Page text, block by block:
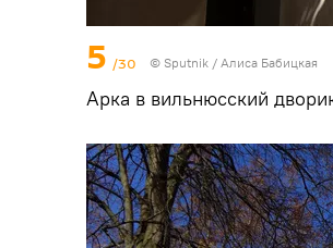
5 /30 © Sputnik / Алиса Бабицкая
Арка в вильнюсский